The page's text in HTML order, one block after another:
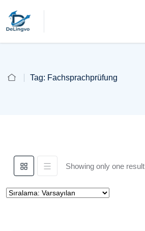
Tag: Fachsprachprüfung
Showing only one result